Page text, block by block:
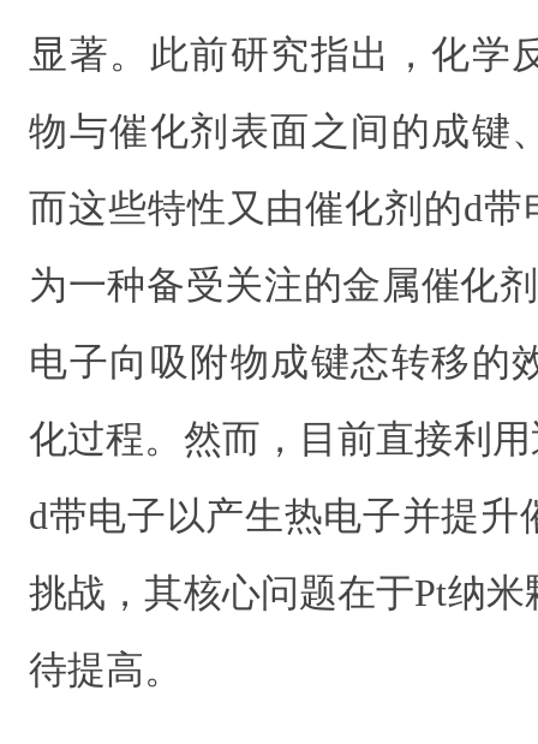
显著。此前研究指出，化学
物与催化剂表面之间的成键
而这些特性又由催化剂的d
为一种备受关注的金属催化
电子向吸附物成键态转移的
化过程。然而，目前直接利
d带电子以产生热电子并提升
挑战，其核心问题在于Pt纳
待提高。